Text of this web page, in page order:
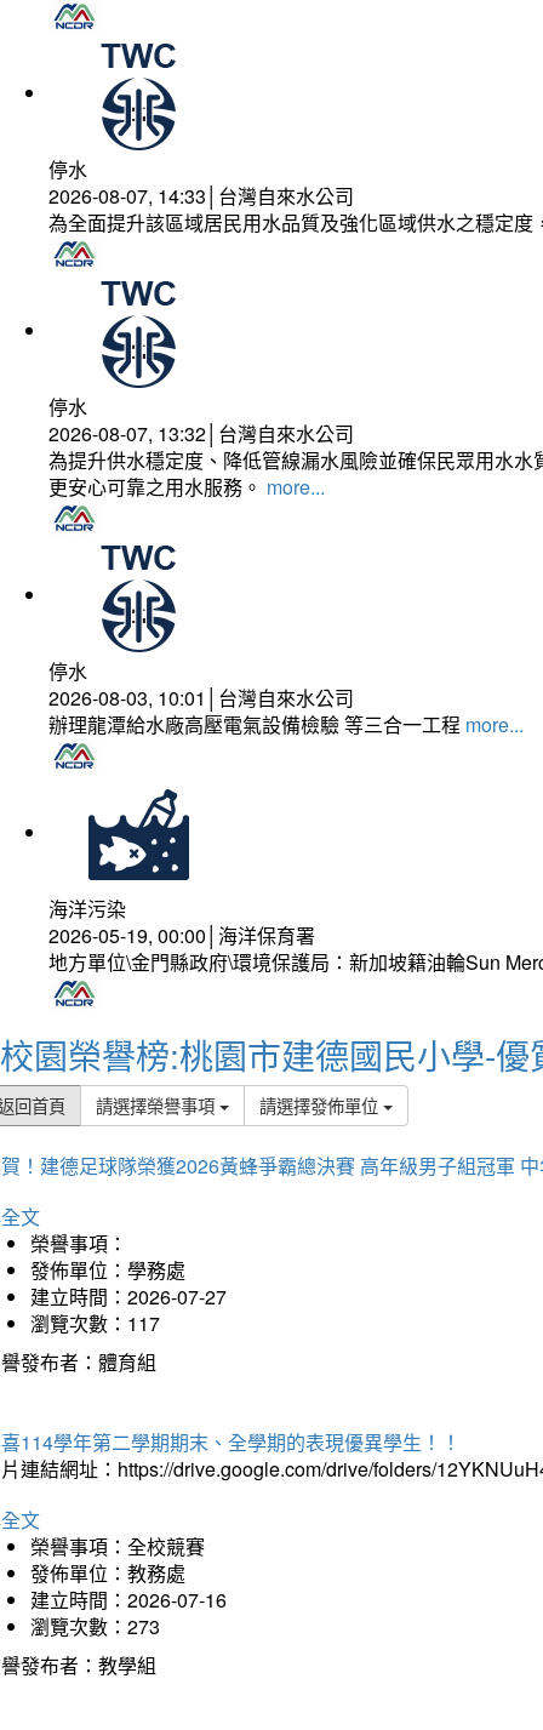
停水
2026-08-07, 14:33│台灣自來水公司
為全面提升該區域居民用水品質及強化區域供水之穩定
停水
2026-08-07, 13:32│台灣自來水公司
為提升供水穩定度、降低管線漏水風險並確保民眾用水
更安心可靠之用水服務。 more...
停水
2026-08-03, 10:01│台灣自來水公司
辦理龍潭給水廠高壓電氣設備檢驗 等三合一工程 more...
海洋污染
2026-05-19, 00:00│海洋保育署
地方單位\金門縣政府\環境保護局：新加坡籍油輪Sun
校園榮譽榜:桃園市建德國民小學-優
回首頁 請選擇榮譽事項 請選擇發佈單位
！建德足球隊榮獲2026黃蜂爭霸總決賽 高年級男子組冠軍
文
榮譽事項：
發佈單位：學務處
建立時間：2026-07-27
瀏覽次數：117
發布者：體育組
114學年第二學期期末、全學期的表現優異學生！！
連結網址：https://drive.google.com/drive/folders/
文
榮譽事項：全校競賽
發佈單位：教務處
建立時間：2026-07-16
瀏覽次數：273
發布者：教學組